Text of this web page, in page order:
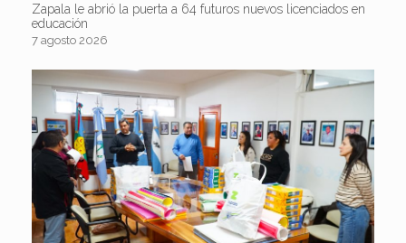
Zapala le abrió la puerta a 64 futuros nuevos licenciados en
educación
7 agosto 2026